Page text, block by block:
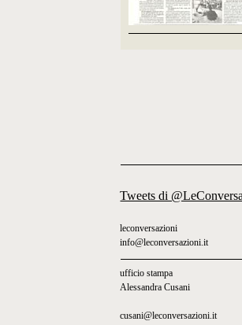
Tweets di
leconversazioni
info@leconversazioni.it
ufficio stampa
Alessandra Cusani
cusani@leconversazioni.it